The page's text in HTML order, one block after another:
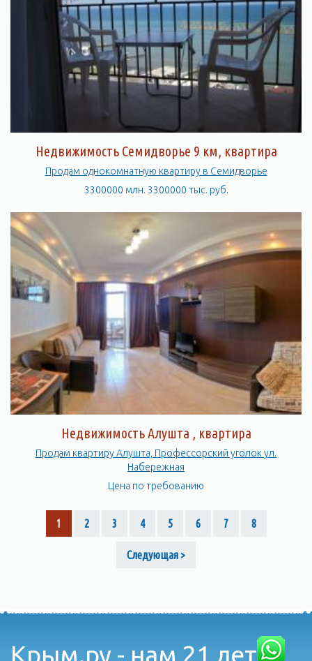
Недвижимость Семидворье 9 км, квартира
Продам однокомнатную квартиру в Семидворье
3300000 млн. 3300000 тыс. руб.
Недвижимость Алушта , квартира
Продам квартиру Алушта, Профессорский уголок ул.
Набережная
Цена по требованию
1 2 3 4 5 6 7 8
Следующая >
Крым.ру - нам 21 лет